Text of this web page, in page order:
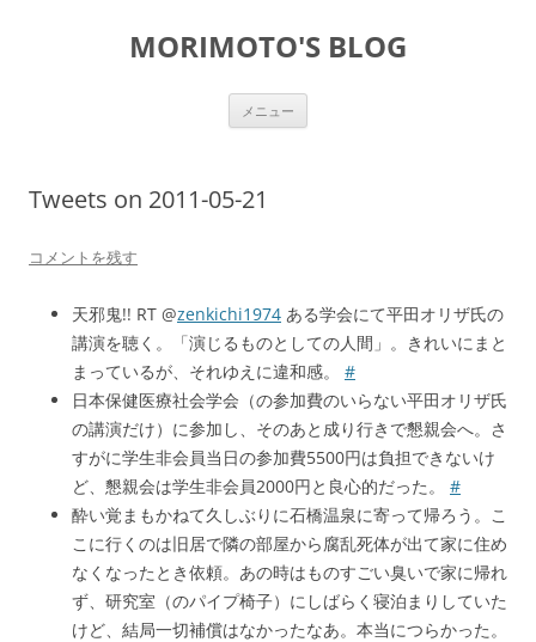
MORIMOTO'S BLOG
メニュー
Tweets on 2011-05-21
コメントを残す
天邪鬼!! RT @zenkichi1974 ある学会にて平田オリザ氏の
講演を聴く。「演じるものとしての人間」。きれいにまと
まっているが、それゆえに違和感。 #
日本保健医療社会学会（の参加費のいらない平田オリザ氏
の講演だけ）に参加し、そのあと成り行きで懇親会へ。さ
すがに学生非会員当日の参加費5500円は負担できないけ
ど、懇親会は学生非会員2000円と良心的だった。 #
酔い覚まもかねて久しぶりに石橋温泉に寄って帰ろう。こ
こに行くのは旧居で隣の部屋から腐乱死体が出て家に住め
なくなったとき依頼。あの時はものすごい臭いで家に帰れ
ず、研究室（のパイプ椅子）にしばらく寝泊まりしていた
けど、結局一切補償はなかったなあ。本当につらかった。